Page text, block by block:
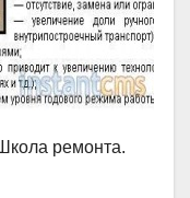
ремонта.